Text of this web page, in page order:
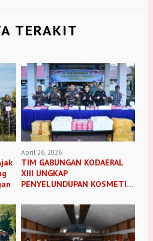
TERAKIT
April 26, 2026
TIM GABUNGAN KODAERAL
XIII UNGKAP
PENYELUNDUPAN KOSMETIK